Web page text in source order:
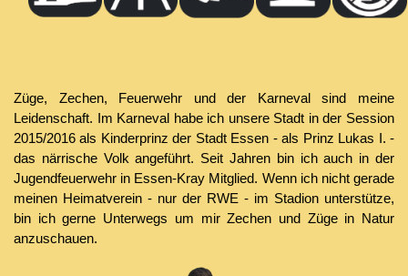
Züge, Zechen, Feuerwehr und der Karneval sind meine
Leidenschaft. Im Karneval habe ich unsere Stadt in der Session
2015/2016 als Kinderprinz der Stadt Essen - als Prinz Lukas I. -
das närrische Volk angeführt. Seit Jahren bin ich auch in der
Jugendfeuerwehr in Essen-Kray Mitglied. Wenn ich nicht gerade
meinen Heimatverein - nur der RWE - im Stadion unterstütze,
bin ich gerne Unterwegs um mir Zechen und Züge in Natur
anzuschauen.